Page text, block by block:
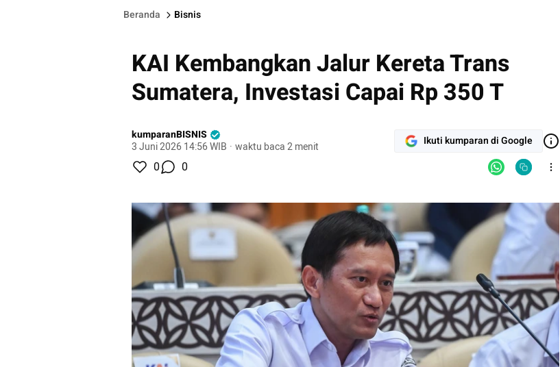
Beranda Bisnis
KAI Kembangkan Jalur Kereta Trans
Sumatera, Investasi Capai Rp 350 T
kumparanBISNIS
3 Juni 2026 14:56 WIB · waktu baca 2 menit Ikuti kumparan di Google
0 0